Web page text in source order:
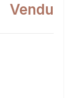
Vendu